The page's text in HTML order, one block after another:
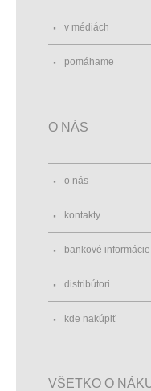
v médiách
pomáhame
O NÁS
o nás
kontakty
bankové informácie
distribútori
kde nakúpiť
VŠETKO O